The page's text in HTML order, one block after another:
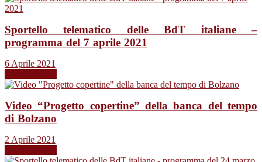
Sportello telematico delle BdT italiane –
programma del 7 aprile 2021
6 Aprile 2021
Video “Progetto copertine” della banca del tempo
di Bolzano
2 Aprile 2021